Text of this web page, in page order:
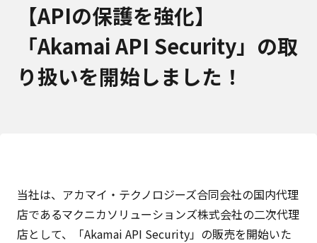
【APIの保護を強化】
「Akamai API Security」の取
り扱いを開始しました！
当社は、 アカマイ・テクノロジーズ合同会社の国内代理
店であるマクニカソリューションズ株式会社の二次代理
店として、「Akamai API Security」の販売を開始いた